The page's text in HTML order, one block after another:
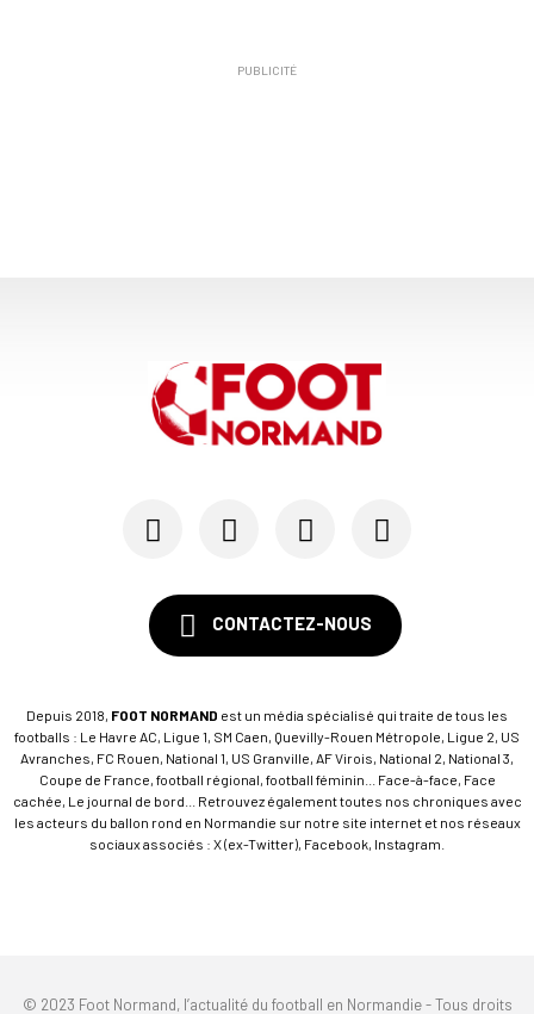
PUBLICITÉ
CONTACTEZ-NOUS
Depuis 2018, FOOT NORMAND est un média spécialisé qui traite de tous les
footballs : Le Havre AC, Ligue 1, SM Caen, Quevilly-Rouen Métropole, Ligue 2, US
Avranches, FC Rouen, National 1, US Granville, AF Virois, National 2, National 3,
Coupe de France, football régional, football féminin... Face-à-face, Face
cachée, Le journal de bord... Retrouvez également toutes nos chroniques avec
les acteurs du ballon rond en Normandie sur notre site internet et nos réseaux
sociaux associés : X (ex-Twitter), Facebook, Instagram.
© 2023 Foot Normand, l’actualité du football en Normandie - Tous droits